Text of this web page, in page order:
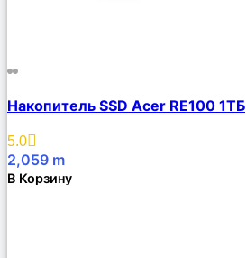
Описание
Избранное
Накопитель SSD Acer RE100 1ТБ
5.0
2,059 m
В Корзину